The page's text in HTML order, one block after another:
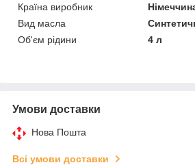
Країна виробник
Вид масла
Об'єм рідини
4 л
Умови доставки
Нова Пошта
Всі умови доставки